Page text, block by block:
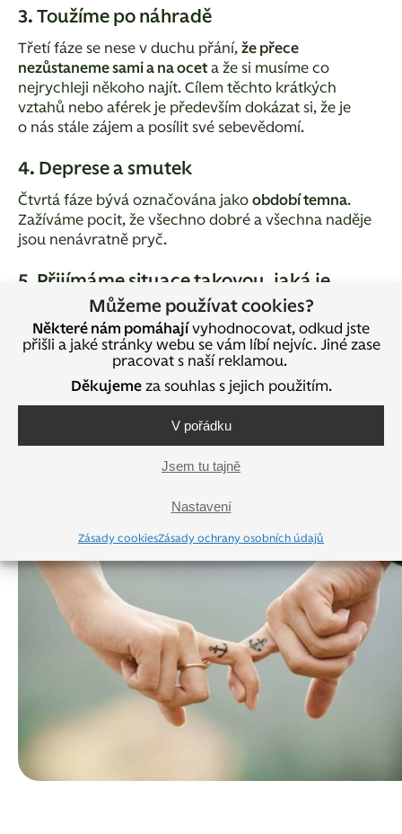
Můžeme používat cookies?
Některé nám pomáhají vyhodnocovat, odkud jste
přišli a jaké stránky webu se vám líbí nejvíc. Jiné zase
pracovat s naší reklamou.
Děkujemeza souhlas s jejich použitím.
V pořádku
Jsem tu tajně
Nastavení
Zásady cookiesZásady ochrany osobních údajů
3. Toužíme po náhradě
Třetí fáze se nese v duchu přání, že přece
nezůstaneme sami a na oceta že si musíme co
nejrychleji někoho najít. Cílem těchto krátkých
vztahů nebo aférek je především dokázat si, že je
o nás stále zájem a posílit své sebevědomí.
4. Deprese a smutek
Čtvrtá fáze bývá označována jako období temna.
Zažíváme pocit, že všechno dobré a všechna naděje
jsou nenávratně pryč.
5. Přijímáme situace takovou, jaká je
V závěrečné fázi přijímáme situaci takovou, jaká je
a smíříme se s ní.Dokážeme se rozhlédnout po tom,
co je s ohledem na nové životní podmínky nyní
možné. A uvědomujeme si, že všechno zlé může být
k něčemu dobré.
ČTĚTE TAKÉ ČLÁNEK:Chcete být v životě
spokojenější? Mám pro vás 4 tipy